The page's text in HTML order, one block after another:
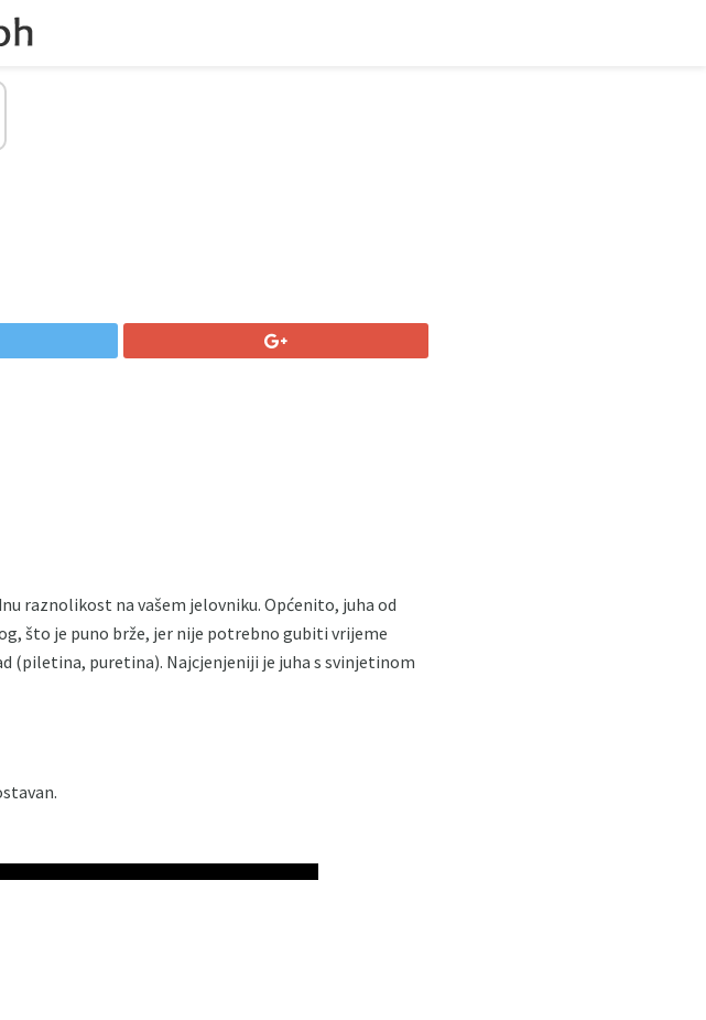
raznolikost na vašem jelovniku. Općenito, juha od
što je puno brže, jer nije potrebno gubiti vrijeme
(piletina, puretina). Najcjenjeniji je juha s svinjetinom